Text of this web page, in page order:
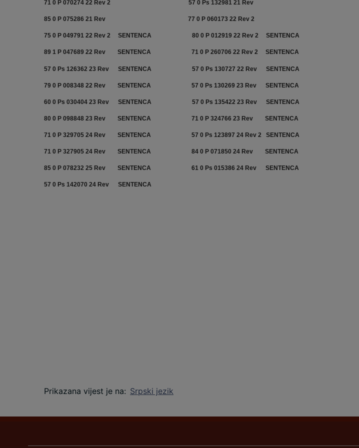
71 0 P 070274 22 Rev 2 57 0 Ps 132981 21 Rev
85 0 P 075286 21 Rev 77 0 P 060173 22 Rev 2
75 0 P 049791 22 Rev 2 SENTENCA 80 0 P 012919 22 Rev 2 SENTENCA
89 1 P 047689 22 Rev SENTENCA 71 0 P 260706 22 Rev 2 SENTENCA
57 0 Ps 126362 23 Rev SENTENCA 57 0 Ps 130727 22 Rev SENTENCA
79 0 P 008348 22 Rev SENTENCA 57 0 Ps 130269 23 Rev SENTENCA
60 0 Ps 030404 23 Rev SENTENCA 57 0 Ps 135422 23 Rev SENTENCA
80 0 P 098848 23 Rev SENTENCA 71 0 P 324766 23 Rev SENTENCA
71 0 P 329705 24 Rev SENTENCA 57 0 Ps 123897 24 Rev 2 SENTENCA
71 0 P 327905 24 Rev SENTENCA 84 0 P 071850 24 Rev SENTENCA
85 0 P 078232 25 Rev SENTENCA 61 0 Ps 015386 24 Rev SENTENCA
57 0 Ps 142070 24 Rev SENTENCA
Prikazana vijest je na: Srpski jezik